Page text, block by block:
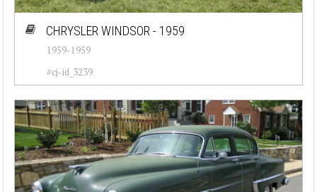
CHRYSLER WINDSOR - 1959
1959-1959
#cj-id_3239